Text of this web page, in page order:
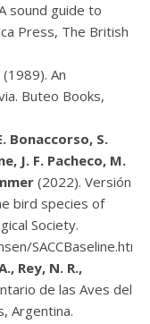
sound guide to
Press, The British
(1989). An
Buteo Books,
Bonaccorso, S.
J. F. Pacheco, M.
(2022). Versión
bird species of
Society.
SACCBaseline.htm
Rey, N. R.,
de las Aves del
Argentina.